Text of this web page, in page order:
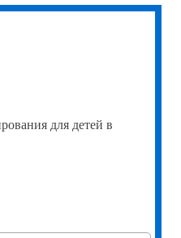
для детей в